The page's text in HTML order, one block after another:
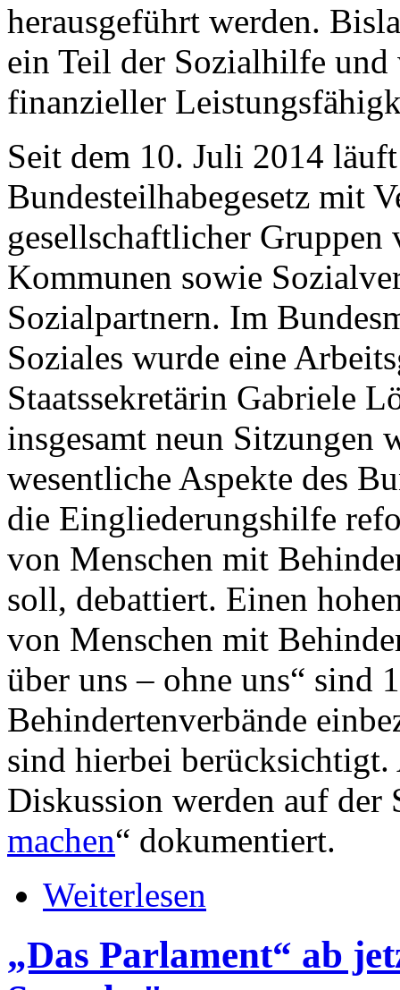
herausgeführt werden.
ein Teil der Sozialhilfe
finanzieller
Seit dem 10. Juli 2014
Bundesteilhabegesetz mit
gesellschaftlicher
Kommunen sowie
Sozialpartnern. Im
Soziales wurde eine
Staatssekretärin Gabriele
insgesamt neun Sitzungen
wesentliche Aspekte des
die Eingliederungshilfe
von Menschen mit
soll, debattiert. Einen
von Menschen mit
über uns – ohne uns“ sind
Behindertenverbände
sind hierbei
Diskussion werden auf der
machen“ dokumentiert.
Weiterlesen
„Das Parlament“ ab